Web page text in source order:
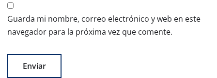
Guarda mi nombre, correo electrónico y web en este
navegador para la próxima vez que comente.